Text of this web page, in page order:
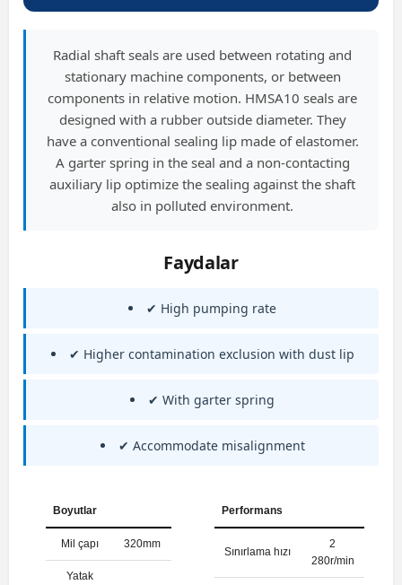
Rulman
Radial shaft seals are used between rotating and
stationary machine components, or between
components in relative motion. HMSA10 seals are
designed with a rubber outside diameter. They
have a conventional sealing lip made of elastomer.
A garter spring in the seal and a non-contacting
auxiliary lip optimize the sealing against the shaft
also in polluted environment.
Faydalar
✔ High pumping rate
✔ Higher contamination exclusion with dust lip
✔ With garter spring
✔ Accommodate misalignment
Boyutlar
Mil çapı 320mm
Yatak
Performans
Sınırlama hızı
2
280r/min